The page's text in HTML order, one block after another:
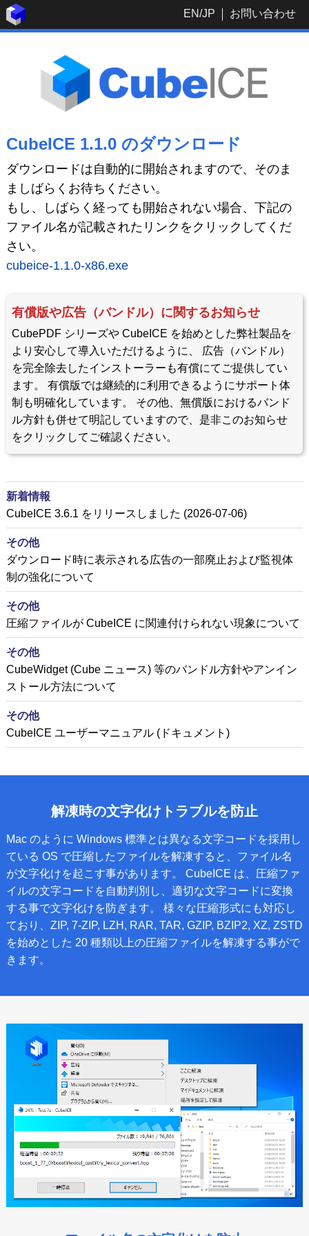
EN/JP お問い合わせ
CubeICE 1.1.0 のダウンロード
ダウンロードは自動的に開始されますので、そのま
ましばらくお待ちください。
もし、しばらく経っても開始されない場合、下記の
ファイル名が記載されたリンクをクリックしてくだ
さい。
cubeice-1.1.0-x86.exe
有償版や広告（バンドル）に関するお知らせ
CubePDF シリーズや CubeICE を始めとした弊社製品を
より安心して導入いただけるように、 広告（バンドル）
を完全除去したインストーラーも有償にてご提供してい
ます。 有償版では継続的に利用できるようにサポート体
制も明確化しています。 その他、無償版におけるバンド
ル方針も併せて明記していますので、是非このお知らせ
をクリックしてご確認ください。
新着情報
CubeICE 3.6.1 をリリースしました (2026-07-06)
その他
ダウンロード時に表示される広告の一部廃止および監視体
制の強化について
その他
圧縮ファイルが CubeICE に関連付けられない現象について
その他
CubeWidget (Cube ニュース) 等のバンドル方針やアンイン
ストール方法について
その他
CubeICE ユーザーマニュアル (ドキュメント)
解凍時の文字化けトラブルを防止
Mac のように Windows 標準とは異なる文字コードを採用し
ている OS で圧縮したファイルを解凍すると、ファイル名
が文字化けを起こす事があります。 CubeICE は、圧縮ファ
イルの文字コードを自動判別し、適切な文字コードに変換
する事で文字化けを防ぎます。 様々な圧縮形式にも対応し
ており、ZIP, 7-ZIP, LZH, RAR, TAR, GZIP, BZIP2, XZ, ZSTD
を始めとした 20 種類以上の圧縮ファイルを解凍する事がで
きます。